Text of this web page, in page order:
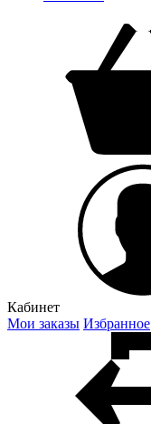
Кабинет
Мои заказы Избранное